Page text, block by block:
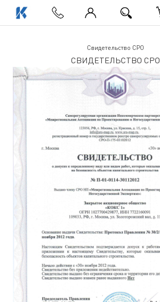
Свидетельство СРО
Свидетельство СРО
СВИДЕТЕЛЬСТВО СРО